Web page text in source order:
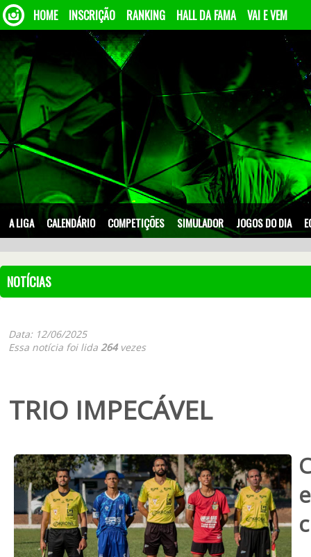
HOME INSCRIÇÃO RANKING HALL DA FAMA VAI E VEM
A LIGA CALENDÁRIO COMPETIÇÕES SIMULADOR JOGOS DO DIA
NOTÍCIAS
Data: 12/06/2025
Essa notícia foi lida 264vezes
TRIO IMPECÁVEL